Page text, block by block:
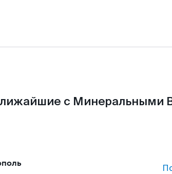
с Минеральными